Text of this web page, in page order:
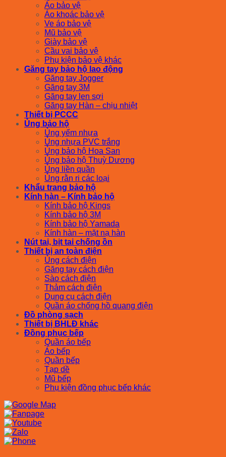
Áo bảo vệ
Áo khoác bảo vệ
Ve áo bảo vệ
Mũ bảo vệ
Giày bảo vệ
Cầu vai bảo vệ
Phụ kiện bảo vệ khác
Găng tay bảo hộ lao động
Găng tay Jogger
Găng tay 3M
Găng tay len sợi
Găng tay Hàn – chịu nhiệt
Thiết bị PCCC
Ủng bảo hộ
Ủng yếm nhựa
Ủng nhựa PVC trắng
Ủng bảo hộ Hoa San
Ủng bảo hộ Thuỳ Dương
Ủng liền quần
Ủng rằn ri các loại
Khẩu trang bảo hộ
Kính hàn – Kính bảo hộ
Kính bảo hộ Kings
Kính bảo hộ 3M
Kính bảo hộ Yamada
Kính hàn – mặt nạ hàn
Nút tai, bịt tai chống ồn
Thiết bị an toàn điện
Ủng cách điện
Găng tay cách điện
Sào cách điện
Thảm cách điện
Dụng cụ cách điện
Quần áo chống hồ quang điện
Đồ phòng sạch
Thiết bị BHLĐ khác
Đồng phục bếp
Quần áo bếp
Áo bếp
Quần bếp
Tạp dề
Mũ bếp
Phụ kiện đồng phục bếp khác